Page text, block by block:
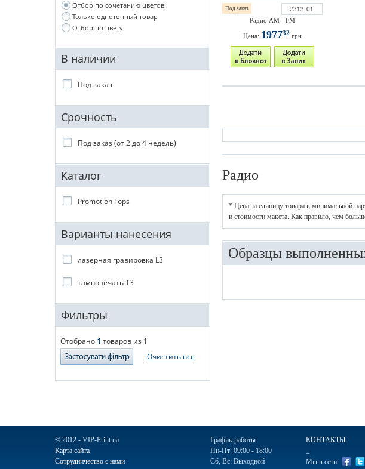
Отбор по сочетанию цветов
Только однотонный товар
Отбор по цвету
В наличии
Под заказ
Срочность
Под заказ (от 2 до 4 недель)
Каталог
Promotion Tops
Варианты нанесения
лазерная гравировка L3
тампопечать T3
Фильтры
Отобрано 1 товаров из 1
Очистить все
Под заказ
2313-01
Радио AM - FM
Цена: 197732 грн
Радио
* Цена за единицу товара в минимальной
и стоимости макета. Как правило, чем
Образцы
© 2012 - VIP-Print.ua
Карта сайта
Сотрудничество с нами
График работы:
Пн-Пт: 09:00 - 18:00
Сб, Вс: Выходной
КОНТАКТЫ
Мы в сети: